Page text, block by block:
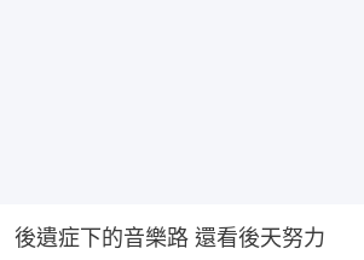
後遺症下的音樂路 還看後天努力